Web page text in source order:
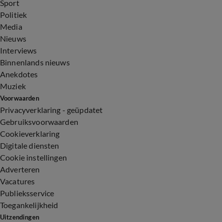
Sport
Politiek
Media
Nieuws
Interviews
Binnenlands nieuws
Anekdotes
Muziek
Voorwaarden
Privacyverklaring - geüpdatet
Gebruiksvoorwaarden
Cookieverklaring
Digitale diensten
Cookie instellingen
Adverteren
Vacatures
Publieksservice
Toegankelijkheid
Uitzendingen